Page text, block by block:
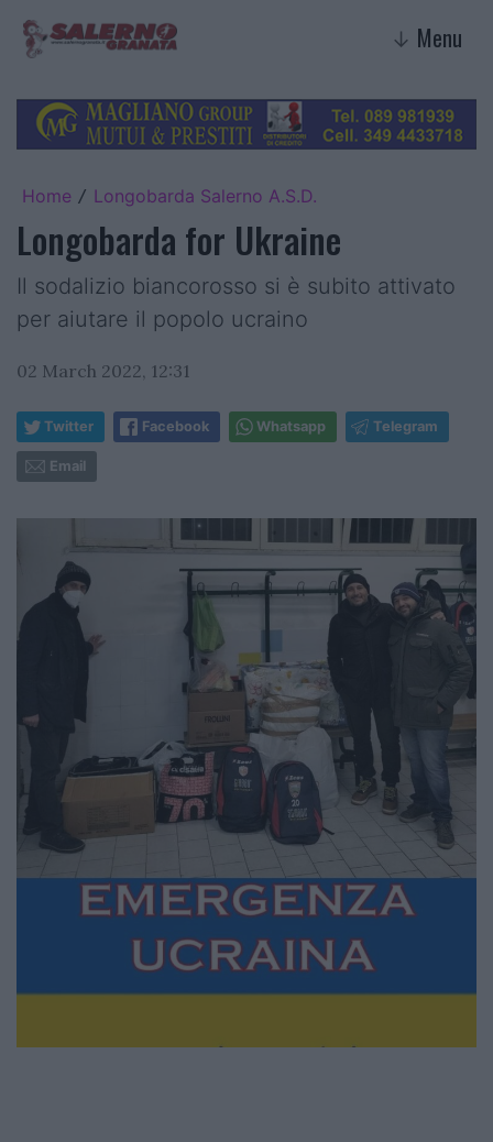
↓ Menu
Home / Longobarda Salerno A.S.D.
Longobarda for Ukraine
Il sodalizio biancorosso si è subito attivato
per aiutare il popolo ucraino
02 March 2022, 12:31
Twitter Facebook Whatsapp Telegram
Email